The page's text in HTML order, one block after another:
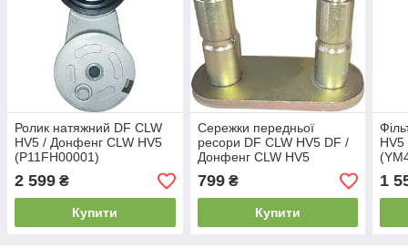
Ролик натяжний DF CLW
HV5 / Донфенг CLW HV5
(Р11FH00001)
2 599 ₴
Купити
Сережки передньої
ресори DF CLW HV5 DF /
Донфенг CLW HV5
799₴
Купити
1